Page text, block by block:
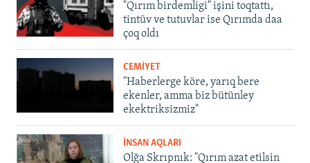
"Qırım birdemligi" işini toqtattı,
tintüv ve tutuvlar ise Qırımda daa
çoq oldı
CEMİYET
"Haberlerge köre, yarıq bere
ekenler, amma biz bütünley
ekektriksizmiz"
İNSAN AQLARI
Olğa Skrıpnık: "Qırım azat etilsin